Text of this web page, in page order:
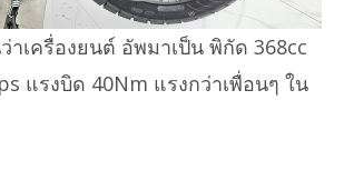
เครื่องยนต์ อัพมาเป็น พิกัด 368cc
แรงบิด 40Nm แรงกว่าเพื่อนๆ ใน